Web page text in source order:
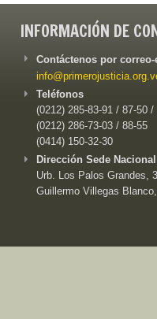
INFORMACIÓN DE
Contáctenos por
Teléfonos
(0212) 285-83-91 / 87-50 /
(0212) 286-73-03 / 88-55
(0414) 150-32-30
Dirección Sede
Urb. Los Palos Grandes,
Guillermo Villegas